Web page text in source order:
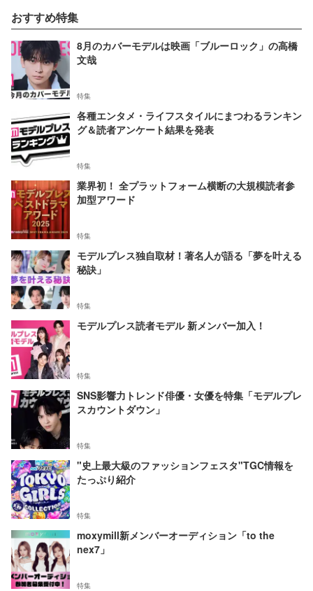
おすすめ特集
8月のカバーモデルは映画「ブルーロック」の高橋
文哉
特集
各種エンタメ・ライフスタイルにまつわるランキン
グ＆読者アンケート結果を発表
特集
業界初！ 全プラットフォーム横断の大規模読者参
加型アワード
特集
モデルプレス独自取材！著名人が語る「夢を叶える
秘訣」
特集
モデルプレス読者モデル 新メンバー加入！
特集
SNS影響力トレンド俳優・女優を特集「モデルプレ
スカウントダウン」
特集
"史上最大級のファッションフェスタ"TGC情報を
たっぷり紹介
特集
moxymill新メンバーオーディション「to the
nex7」
特集